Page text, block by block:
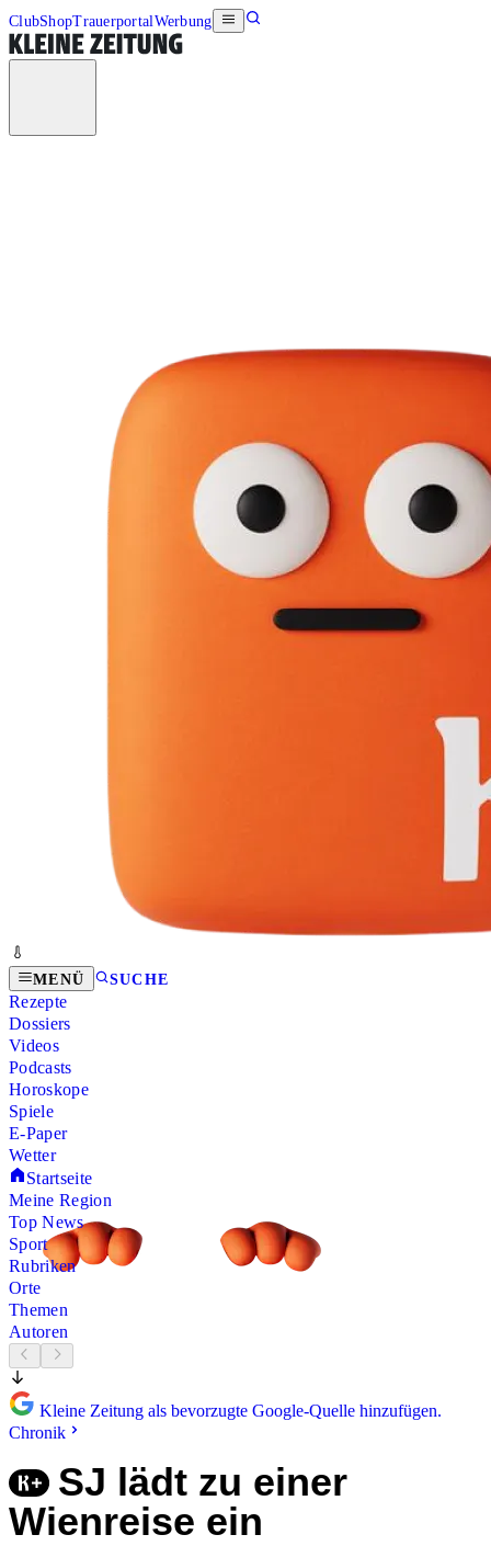
ClubShopTrauerportalWerbung
MENÜ SUCHE
Rezepte
Dossiers
Videos
Podcasts
Horoskope
Spiele
E-Paper
Wetter
Startseite
Meine Region
Top News
Sport
Rubriken
Orte
Themen
Autoren
Kleine Zeitung als bevorzugte Google-Quelle hinzufügen.
Chronik
SJ lädt zu einer
Wienreise ein